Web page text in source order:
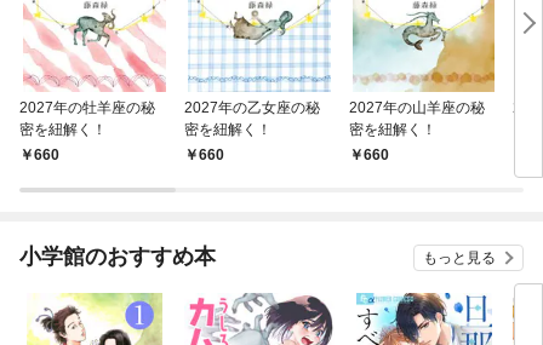
2027年の牡羊座の秘
密を紐解く！
660
2027年の乙女座の秘
密を紐解く！
660
2027年の山羊座の秘
密を紐解く！
660
小学館のおすすめ本 もっと見る